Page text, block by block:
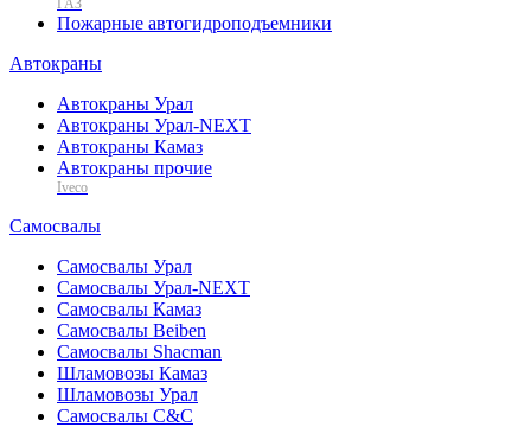
ГАЗ
Пожарные автогидроподъемники
Автокраны
Автокраны Урал
Автокраны Урал-NEXT
Автокраны Камаз
Автокраны прочие
Iveco
Самосвалы
Самосвалы Урал
Самосвалы Урал-NEXT
Самосвалы Камаз
Самосвалы Beiben
Самосвалы Shacman
Шламовозы Камаз
Шламовозы Урал
Самосвалы C&C